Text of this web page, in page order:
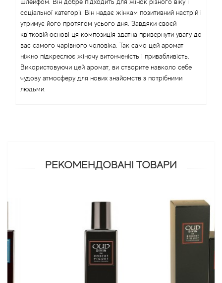
соціальної категорії. Він надає жінкам позитивний настрій і
утримує його протягом усього дня. Завдяки своєй
квітковій основі ця композиція здатна привернути увагу до
вас самого чарівного чоловіка. Так само цей аромат
ніжно підкреслює жіночу витонченість і привабливість.
Використовуючи цей аромат, ви створите навколо себе
чудову атмосферу для нових знайомств з потрібними
людьми.
РЕКОМЕНДОВАНІ ТОВАРИ
Antonia's Flowers
Antonio Banderas
Antonio Puig
Antonio Visconti
Armaf
Armand Basi